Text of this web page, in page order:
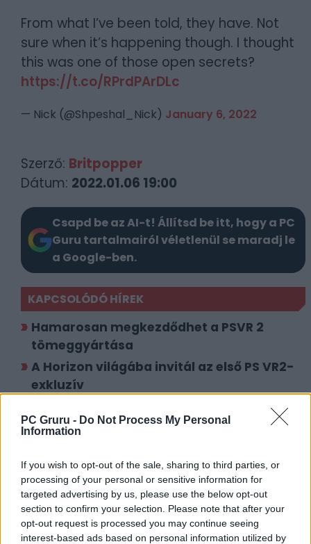
PC Gruru - Do Not Process My Personal
Information
If you wish to opt-out of the sale, sharing to third parties, or
processing of your personal or sensitive information for
targeted advertising by us, please use the below opt-out
section to confirm your selection. Please note that after your
opt-out request is processed you may continue seeing
interest-based ads based on personal information utilized by
From what I’ve been told, they have. Not
sure when it’s happening though. I thought
this was one of those open secrets?
https://t.co/RPrdPArDLc
— Nick (@Shpeshal_Nick) January 6, 2022
Szerző: Britpopper
Dátum: 2022.01.06 19:00
Csapd be az AI-t! Állítsd be itt, hogy a PC
Guru tartalmairól véletlenül se maradj le
a Google-ben.
KAPCSOLÓDÓ HÍREK
Hamarosan megkezdődhet a PSVR 2
tömeggyártása
A Horizon világába invitál az első PS VR2-
exkluzív
LEGFRISSEBB VIDEÓNK